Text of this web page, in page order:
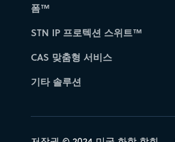
폼™
STN IP 프로텍션 스위트™
CAS 맞춤형 서비스
기타 솔루션